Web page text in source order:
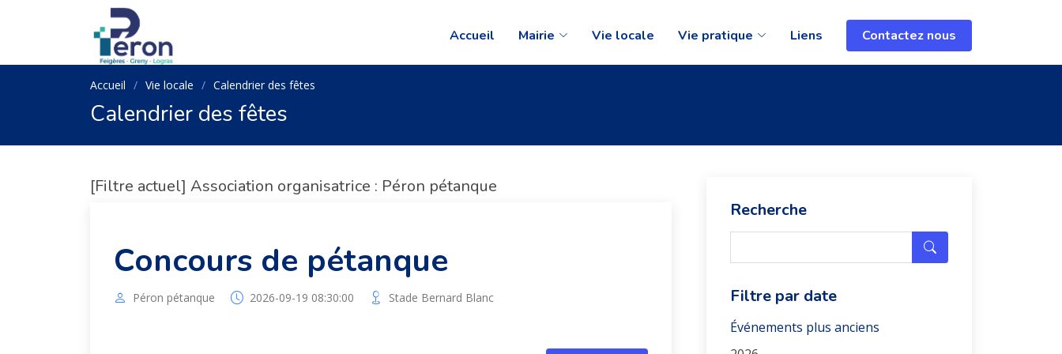
Accueil Mairie Vie locale Vie pratique Liens Contactez nous
Accueil Vie locale Calendrier des fêtes
Calendrier des fêtes
[Filtre actuel] Association organisatrice : Péron pétanque
Concours de pétanque
Péron pétanque 2026-09-19 08:30:00 Stade Bernard Blanc
Recherche
Filtre par date
Événements plus anciens